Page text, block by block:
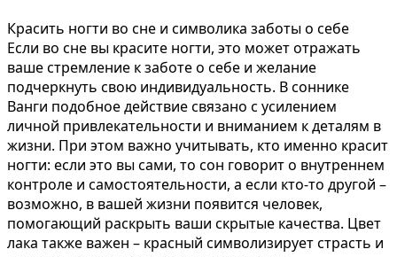
Красить ногти во сне и символика заботы о себе
Если во сне вы красите ногти, это может отражать
ваше стремление к заботе о себе и желание
подчеркнуть свою индивидуальность. В соннике
Ванги подобное действие связано с усилением
личной привлекательности и вниманием к деталям в
жизни. При этом важно учитывать, кто именно красит
ногти: если это вы сами, то сон говорит о внутреннем
контроле и самостоятельности, а если кто-то другой –
возможно, в вашей жизни появится человек,
помогающий раскрыть ваши скрытые качества. Цвет
лака также важен – красный символизирует страсть и